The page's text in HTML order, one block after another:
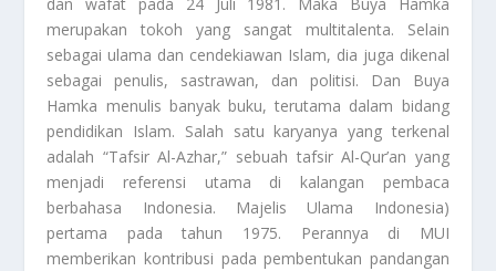
dan wafat pada 24 Juli 1981. Maka Buya Hamka
merupakan tokoh yang sangat multitalenta. Selain
sebagai ulama dan cendekiawan Islam, dia juga dikenal
sebagai penulis, sastrawan, dan politisi. Dan Buya
Hamka menulis banyak buku, terutama dalam bidang
pendidikan Islam. Salah satu karyanya yang terkenal
adalah “Tafsir Al-Azhar,” sebuah tafsir Al-Qur’an yang
menjadi referensi utama di kalangan pembaca
berbahasa Indonesia. Majelis Ulama Indonesia)
pertama pada tahun 1975. Perannya di MUI
memberikan kontribusi pada pembentukan pandangan